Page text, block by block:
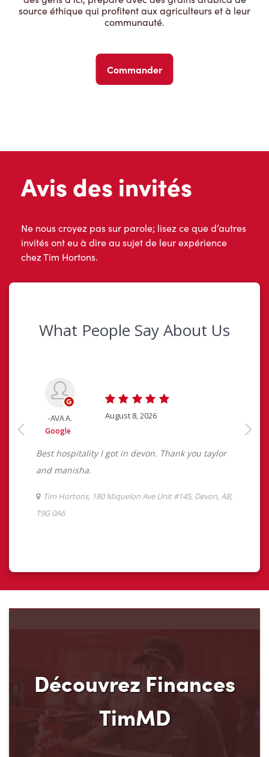
source éthique qui profitent aux agriculteurs et à leur
communauté.
Commander
Avis des invités
Ne nous croyez pas sur parole; lisez ce que d’autres
invités ont eu à dire au sujet de leur expérience
chez Tim Hortons.
Découvrez Finances
TimMD